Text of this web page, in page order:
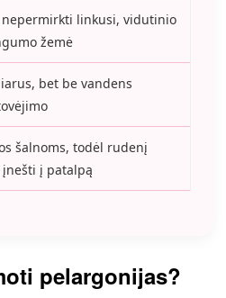
nepermirkti linkusi, vidutinio
žemė
bet be vandens
šalnoms, todėl rudenį
įnešti į patalpą
pelargonijas?